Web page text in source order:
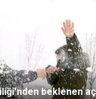
beklenen